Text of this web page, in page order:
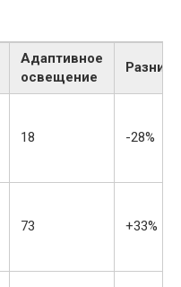
Адаптивное
освещение
Разница
18 -28%
73 +33%